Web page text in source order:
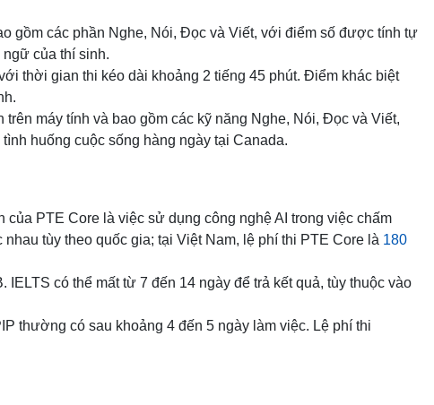
gồm các phần Nghe, Nói, Đọc và Viết, với điểm số được tính tự
của thí sinh.
thời gian thi kéo dài khoảng 2 tiếng 45 phút. Điểm khác biệt
máy tính và bao gồm các kỹ năng Nghe, Nói, Đọc và Viết,
huống cuộc sống hàng ngày tại Canada.
PTE Core là việc sử dụng công nghệ AI trong việc chấm
tùy theo quốc gia; tại Việt Nam, lệ phí thi PTE Core là 180
có thể mất từ 7 đến 14 ngày để trả kết quả, tùy thuộc vào
thường có sau khoảng 4 đến 5 ngày làm việc. Lệ phí thi